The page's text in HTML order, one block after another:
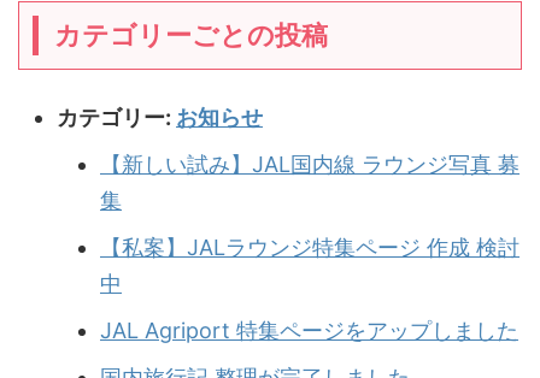
カテゴリーごとの投稿
カテゴリー: お知らせ
【新しい試み】JAL国内線 ラウンジ写真 募
集
【私案】JALラウンジ特集ページ 作成 検討
中
JAL Agriport 特集ページをアップしました